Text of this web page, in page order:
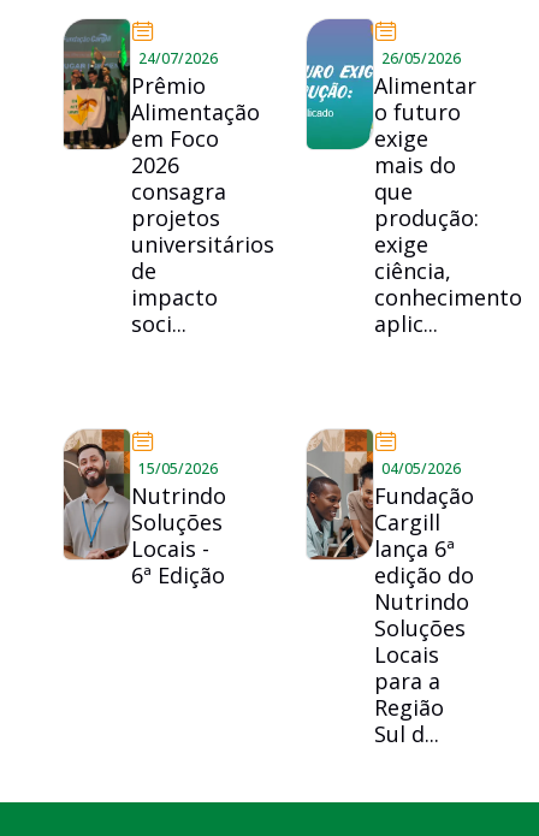
24/07/2026
Prêmio
Alimentação
em Foco
2026
consagra
projetos
universitários
de
impacto
soci...
26/05/2026
Alimentar
o futuro
exige
mais do
que
produção:
exige
ciência,
conhecimento
aplic...
15/05/2026
Nutrindo
Soluções
Locais -
6ª Edição
04/05/2026
Fundação
Cargill
lança 6ª
edição do
Nutrindo
Soluções
Locais
para a
Região
Sul d...